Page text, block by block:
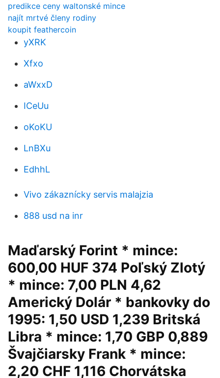
predikce ceny waltonské mince
najít mrtvé členy rodiny
koupit feathercoin
yXRK
Xfxo
aWxxD
ICeUu
oKoKU
LnBXu
EdhhL
Vivo zákaznícky servis malajzia
888 usd na inr
Maďarský Forint * mince:
600,00 HUF 374 Poľský Zlotý
* mince: 7,00 PLN 4,62
Americký Dolár * bankovky do
1995: 1,50 USD 1,239 Britská
Libra * mince: 1,70 GBP 0,889
Švajčiarsky Frank * mince:
2,20 CHF 1,116 Chorvátska